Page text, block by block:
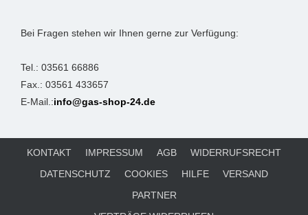
Bei Fragen stehen wir Ihnen gerne zur Verfügung:
Tel.: 03561 66886
Fax.: 03561 433657
E-Mail.:info@gas-shop-24.de
KONTAKT IMPRESSUM AGB
WIDERRUFSRECHT
DATENSCHUTZ
COOKIES HILFE
VERSAND
PARTNER